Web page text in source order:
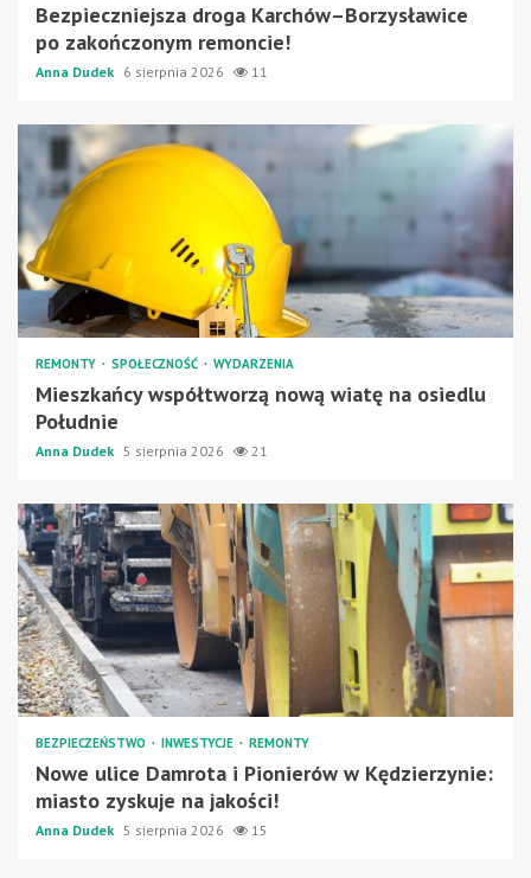
Bezpieczniejsza droga Karchów–Borzysławice
po zakończonym remoncie!
Anna Dudek 6 sierpnia 2026 11
REMONTY SPOŁECZNOŚĆ WYDARZENIA
Mieszkańcy współtworzą nową wiatę na osiedlu
Południe
Anna Dudek 5 sierpnia 2026 21
BEZPIECZEŃSTWO INWESTYCJE REMONTY
Nowe ulice Damrota i Pionierów w Kędzierzynie:
miasto zyskuje na jakości!
Anna Dudek 5 sierpnia 2026 15